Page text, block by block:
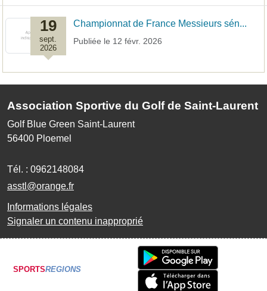
19
sept.
2026
Championnat de France Messieurs sén...
Publiée le 12 févr. 2026
Association Sportive du Golf de Saint-Laurent
Golf Blue Green Saint-Laurent
56400 Ploemel
Tél. : 0962148084
asstl@orange.fr
Informations légales
Signaler un contenu inapproprié
SPORTSREGIONS